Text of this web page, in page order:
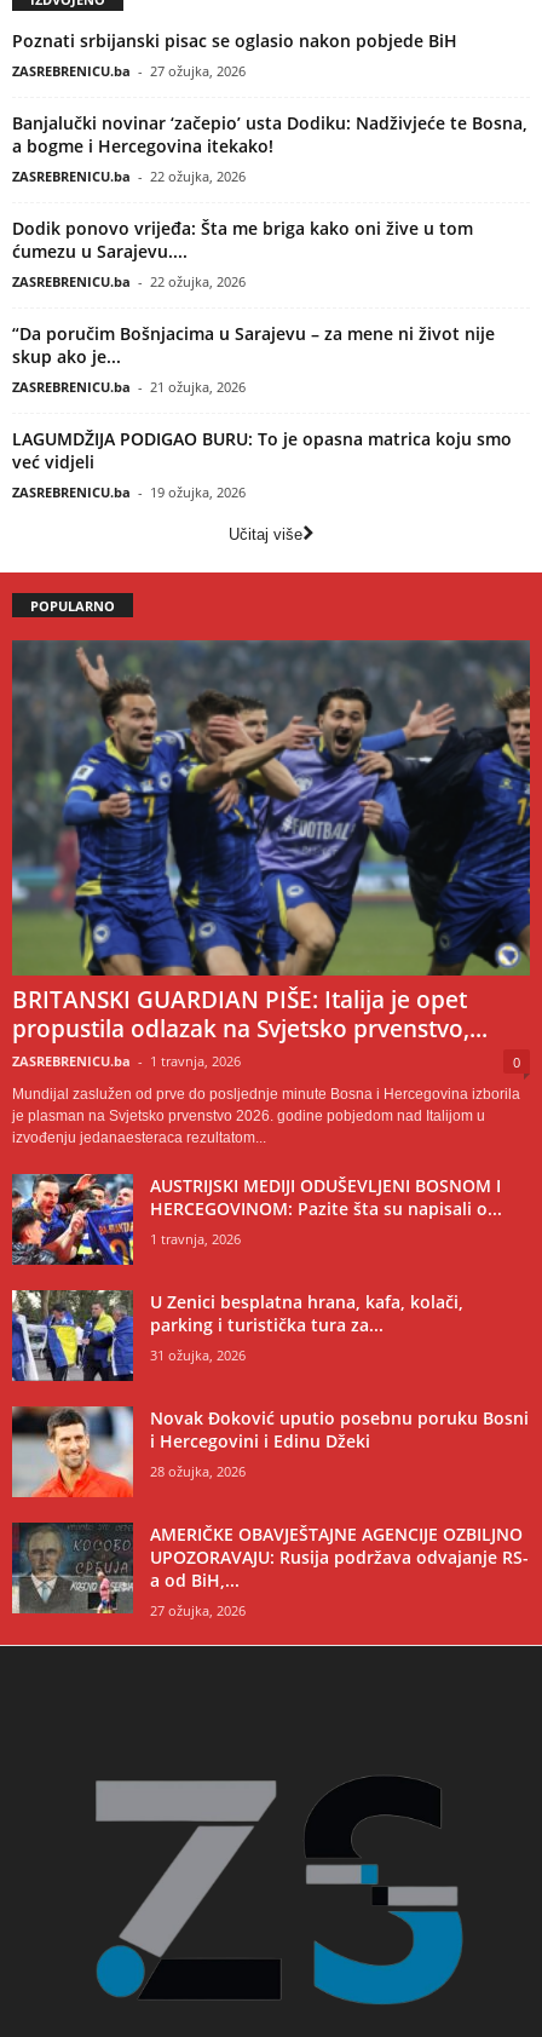
Poznati srbijanski pisac se oglasio nakon pobjede BiH
ZASREBRENICU.ba - 27 ožujka, 2026
Banjalučki novinar ‘začepio’ usta Dodiku: Nadživjeće te Bosna,
a bogme i Hercegovina itekako!
ZASREBRENICU.ba - 22 ožujka, 2026
Dodik ponovo vrijeđa: Šta me briga kako oni žive u tom
ćumezu u Sarajevu....
ZASREBRENICU.ba - 22 ožujka, 2026
“Da poručim Bošnjacima u Sarajevu – za mene ni život nije
skup ako je...
ZASREBRENICU.ba - 21 ožujka, 2026
LAGUMDŽIJA PODIGAO BURU: To je opasna matrica koju smo
već vidjeli
ZASREBRENICU.ba - 19 ožujka, 2026
Učitaj više
POPULARNO
BRITANSKI GUARDIAN PIŠE: Italija je opet
propustila odlazak na Svjetsko prvenstvo,...
ZASREBRENICU.ba - 1 travnja, 2026 0
Mundijal zaslužen od prve do posljednje minute Bosna i Hercegovina izborila
je plasman na Svjetsko prvenstvo 2026. godine pobjedom nad Italijom u
izvođenju jedanaesteraca rezultatom...
AUSTRIJSKI MEDIJI ODUŠEVLJENI BOSNOM I
HERCEGOVINOM: Pazite šta su napisali o...
1 travnja, 2026
U Zenici besplatna hrana, kafa, kolači,
parking i turistička tura za...
31 ožujka, 2026
Novak Đoković uputio posebnu poruku Bosni
i Hercegovini i Edinu Džeki
28 ožujka, 2026
AMERIČKE OBAVJEŠTAJNE AGENCIJE OZBILJNO
UPOZORAVAJU: Rusija podržava odvajanje RS-
a od BiH,...
27 ožujka, 2026